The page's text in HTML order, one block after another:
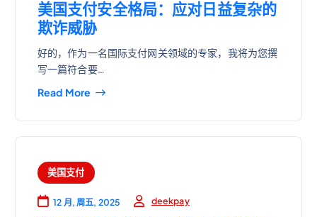
美国支付安全格局：应对日益复杂的
欺诈威胁
好的，作为一名国际支付网关领域的专家，我将为您撰
写一篇符合要…
Read More
美国支付
12 月, 周五, 2025 deekpay